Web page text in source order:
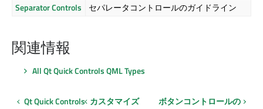
Separator Controls
セパレータコントロールのガイドライン
関連情報
AllQt Quick ControlsQML Types
Qt Quick Controls ボタンコントロールの
カスタマイズ